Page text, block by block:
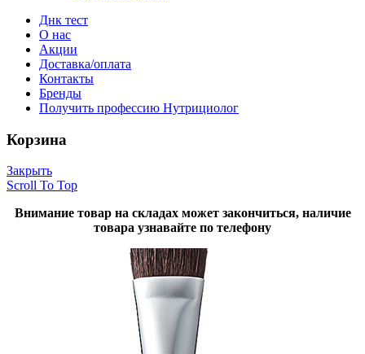
Днк тест
О нас
Акции
Доставка/оплата
Контакты
Бренды
Получить профессию Нутрициолог
Корзина
Закрыть
Scroll To Top
Внимание товар на складах может закончиться, наличие
товара узнавайте по телефону